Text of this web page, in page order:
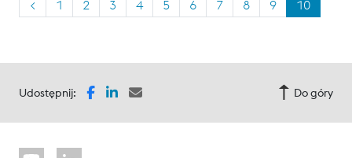
< 1 2 3 4 5 6 7 8 9 10
Udostępnij: Do góry